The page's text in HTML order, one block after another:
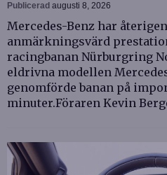
Publicerad augusti 8, 2026
Mercedes-Benz har
anmärkningsvärd
racingbanan Nürburgring
eldrivna modellen
genomförde banan på
minuter.Föraren Kevin